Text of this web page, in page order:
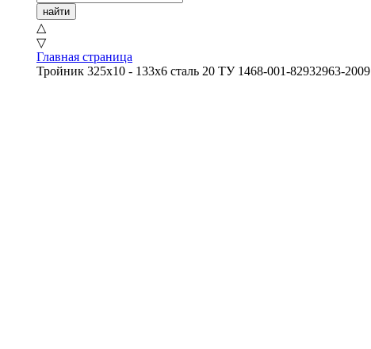
△
▽
Главная страница
Тройник 325х10 - 133х6 сталь 20 ТУ 1468-001-82932963-2009